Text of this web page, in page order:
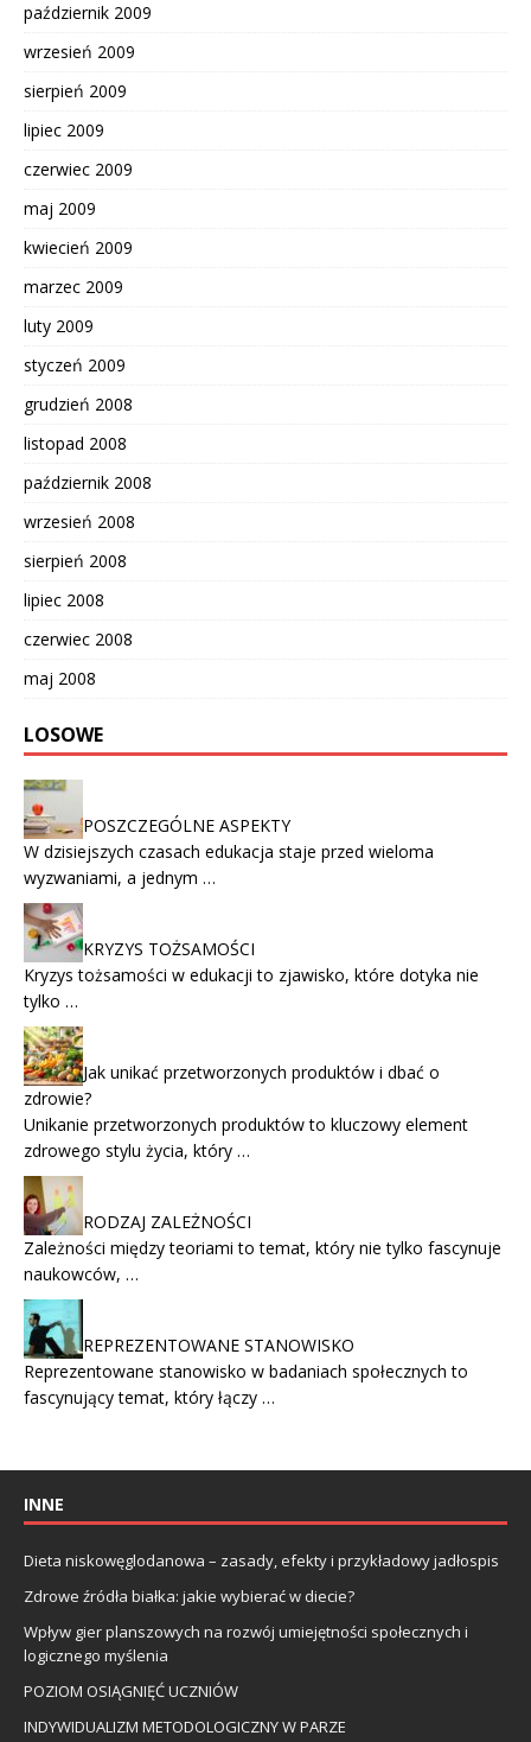
październik 2009
wrzesień 2009
sierpień 2009
lipiec 2009
czerwiec 2009
maj 2009
kwiecień 2009
marzec 2009
luty 2009
styczeń 2009
grudzień 2008
listopad 2008
październik 2008
wrzesień 2008
sierpień 2008
lipiec 2008
czerwiec 2008
maj 2008
LOSOWE
POSZCZEGÓLNE ASPEKTY
W dzisiejszych czasach edukacja staje przed wieloma
wyzwaniami, a jednym …
KRYZYS TOŻSAMOŚCI
Kryzys tożsamości w edukacji to zjawisko, które dotyka nie
tylko …
Jak unikać przetworzonych produktów i dbać o
zdrowie?
Unikanie przetworzonych produktów to kluczowy element
zdrowego stylu życia, który …
RODZAJ ZALEŻNOŚCI
Zależności między teoriami to temat, który nie tylko fascynuje
naukowców, …
REPREZENTOWANE STANOWISKO
Reprezentowane stanowisko w badaniach społecznych to
fascynujący temat, który łączy …
INNE
Dieta niskowęglodanowa – zasady, efekty i przykładowy jadłospis
Zdrowe źródła białka: jakie wybierać w diecie?
Wpływ gier planszowych na rozwój umiejętności społecznych i
logicznego myślenia
POZIOM OSIĄGNIĘĆ UCZNIÓW
INDYWIDUALIZM METODOLOGICZNY W PARZE